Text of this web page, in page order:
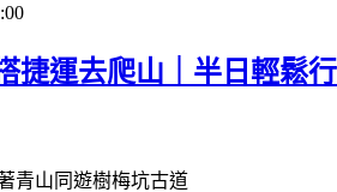
捷運去爬山｜半日輕鬆
青山同遊樹梅坑古道